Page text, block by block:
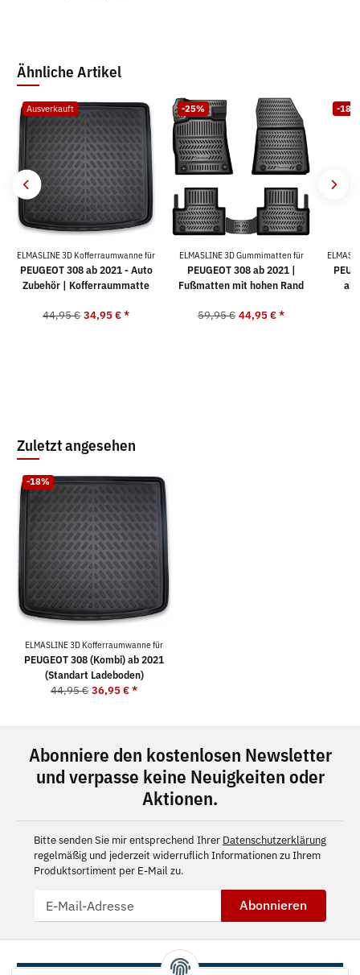
Ähnliche Artikel
Ausverkauft
ELMASLINE 3D Kofferraumwanne für
PEUGEOT 308 ab 2021 - Auto
Zubehör | Kofferraummatte
44,95 € 34,95 €*
-25%
ELMASLINE 3D Gummimatten für
PEUGEOT 308 ab 2021 |
Fußmatten mit hohen Rand
59,95 € 44,95 €*
-18%
ab
Zuletzt angesehen
-18%
ELMASLINE 3D Kofferraumwanne für
PEUGEOT 308 (Kombi) ab 2021
(Standart Ladeboden)
44,95 € 36,95 €*
Abonniere den kostenlosen Newsletter
und verpasse keine Neuigkeiten oder
Aktionen.
Bitte senden Sie mir entsprechend Ihrer Datenschutzerklärung
regelmäßig und jederzeit widerruflich Informationen zu Ihrem
Produktsortiment per E-Mail zu.
Abonnieren